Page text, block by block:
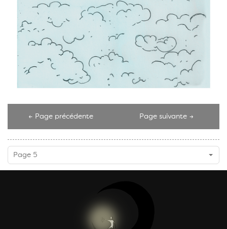
← Page précédente Page suivante →
Page 5